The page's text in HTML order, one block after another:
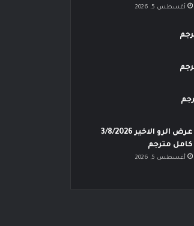
أغسطس 5, 2026
عرض الرو الاخير 3/8/2026
كامل مترجم
أغسطس 5, 2026